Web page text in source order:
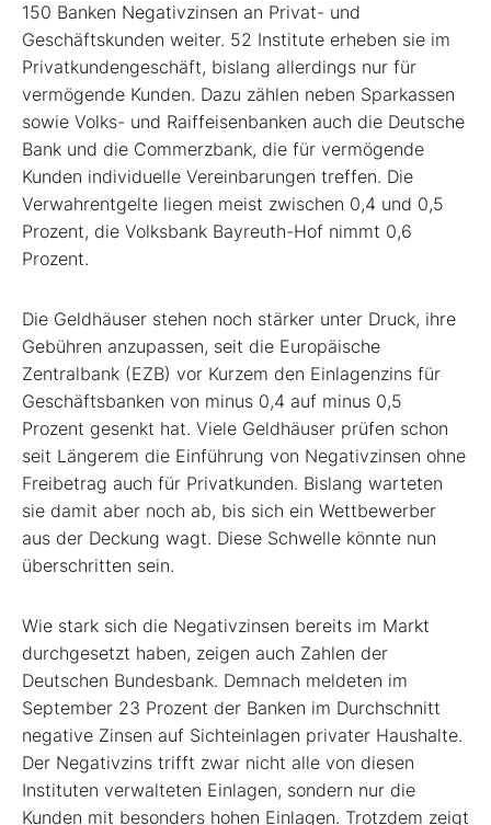
150 Banken Negativzinsen an Privat- und
Geschäftskunden weiter. 52 Institute erheben sie im
Privatkundengeschäft, bislang allerdings nur für
vermögende Kunden. Dazu zählen neben Sparkassen
sowie Volks- und Raiffeisenbanken auch die Deutsche
Bank und die Commerzbank, die für vermögende
Kunden individuelle Vereinbarungen treffen. Die
Verwahrentgelte liegen meist zwischen 0,4 und 0,5
Prozent, die Volksbank Bayreuth-Hof nimmt 0,6
Prozent.
Die Geldhäuser stehen noch stärker unter Druck, ihre
Gebühren anzupassen, seit die Europäische
Zentralbank (EZB) vor Kurzem den Einlagenzins für
Geschäftsbanken von minus 0,4 auf minus 0,5
Prozent gesenkt hat. Viele Geldhäuser prüfen schon
seit Längerem die Einführung von Negativzinsen ohne
Freibetrag auch für Privatkunden. Bislang warteten
sie damit aber noch ab, bis sich ein Wettbewerber
aus der Deckung wagt. Diese Schwelle könnte nun
überschritten sein.
Wie stark sich die Negativzinsen bereits im Markt
durchgesetzt haben, zeigen auch Zahlen der
Deutschen Bundesbank. Demnach meldeten im
September 23 Prozent der Banken im Durchschnitt
negative Zinsen auf Sichteinlagen privater Haushalte.
Der Negativzins trifft zwar nicht alle von diesen
Instituten verwalteten Einlagen, sondern nur die
Kunden mit besonders hohen Einlagen. Trotzdem zeigt